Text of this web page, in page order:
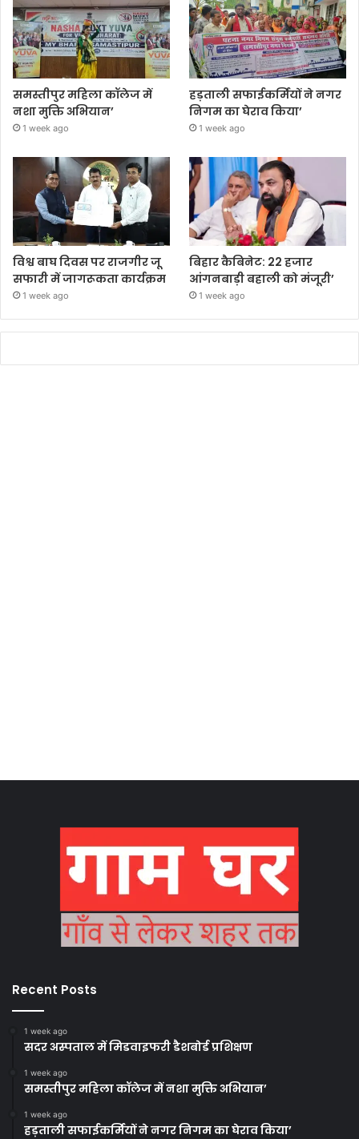
समस्तीपुर महिला कॉलेज में
नशा मुक्ति अभियान’
1 week ago
हड़ताली सफाईकर्मियों ने नगर
निगम का घेराव किया’
1 week ago
विश्व बाघ दिवस पर राजगीर जू
सफारी में जागरूकता कार्यक्रम
1 week ago
बिहार कैबिनेट: 22 हजार
आंगनबाड़ी बहाली को मंजूरी’
1 week ago
Recent Posts
1 week ago
सदर अस्पताल में मिडवाइफरी डैशबोर्ड प्रशिक्षण
1 week ago
समस्तीपुर महिला कॉलेज में नशा मुक्ति अभियान’
1 week ago
हड़ताली सफाईकर्मियों ने नगर निगम का घेराव किया’